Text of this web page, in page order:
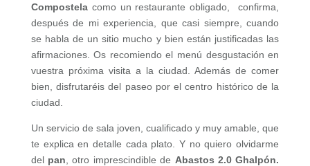
Compostelacomo un restaurante obligado, confirma,
después de mi experiencia, que casi siempre, cuando
se habla de un sitio mucho y bien están justificadas las
afirmaciones. Os recomiendo el menú desgustación en
vuestra próxima visita a la ciudad. Además de comer
bien, disfrutaréis del paseo por el centro histórico de la
ciudad.
Un servicio de sala joven, cualificado y muy amable, que
te explica en detalle cada plato. Y no quiero olvidarme
del pan , otro imprescindible de Abastos 2.0 Ghalpón.